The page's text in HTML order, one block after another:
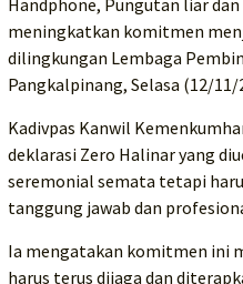
Handphone, Pungutan liar
meningkatkan komitmen
dilingkungan Lembaga
Pangkalpinang, Selasa (12/11/
Kadivpas Kanwil
deklarasi Zero Halinar yang
seremonial semata tetapi
tanggung jawab dan
Ia mengatakan komitmen ini
harus terus dijaga dan